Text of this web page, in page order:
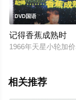
DVD国语
记得香蕉成熟时
1966年天星小轮加
相关推荐